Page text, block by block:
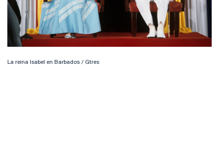
La reina Isabel en Barbados / Gtres